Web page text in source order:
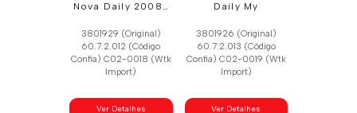
Nova Daily 2008…
3801929 (Original)
60.7.2.012 (Código
Confia) C02-0018 (Wtk
Import)
Ver Detalhes
Daily My
3801926 (Original)
60.7.2.013 (Código
Confia) C02-0019 (Wtk
Import)
Ver Detalhes